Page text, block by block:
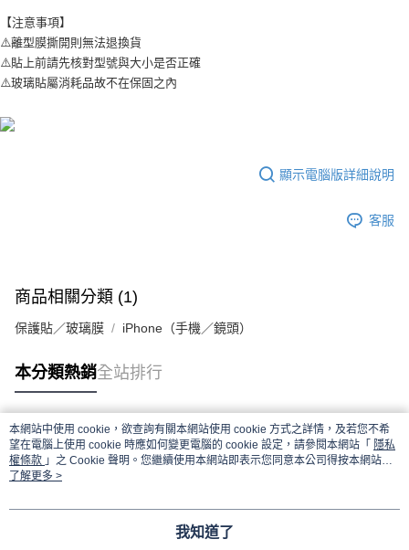
【注意事項】
⚠️離型膜撕開則無法退換貨
⚠️貼上前請先核對型號與大小是否正確
⚠️玻璃貼屬消耗品故不在保固之內
顯示電腦版詳細說明
客服
商品相關分類 (1)
保護貼／玻璃膜 iPhone（手機／鏡頭）
本分類熱銷全站排行
熱門標籤
本網站中使用 cookie，欲查詢有關本網站使用 cookie 方式之詳情，及若您不希
望在電腦上使用 cookie 時應如何變更電腦的 cookie 設定，請參閱本網站「 隱私
權條款 」之 Cookie 聲明。您繼續使用本網站即表示您同意本公司得按本網站使
用條款之 Cookie 聲明使用 cookie。
了解更多 >
我知道了